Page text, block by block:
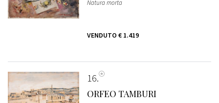
Natura morta
VENDUTO € 1.419
16
ORFEO TAMBURI